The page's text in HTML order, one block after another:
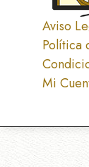
Aviso
Política
Mi